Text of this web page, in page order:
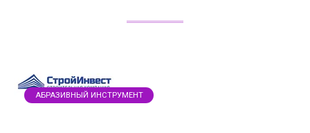
АБРАЗИВНЫЙ ИНСТРУМЕНТ